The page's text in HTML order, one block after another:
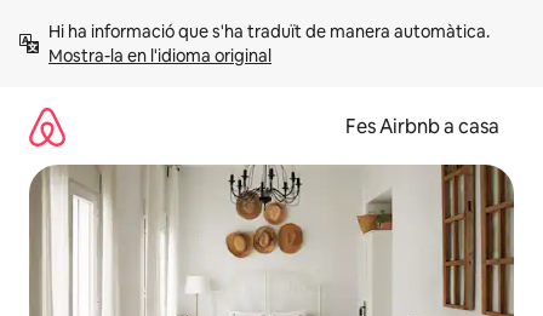
Mostra-la en l'idioma original
Fes Airbnb a casa